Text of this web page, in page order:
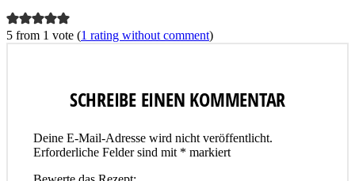
5 from 1 vote (1 rating without comment)
SCHREIBE EINEN KOMMENTAR
Deine E-Mail-Adresse wird nicht veröffentlicht.
Erforderliche Felder sind mit * markiert